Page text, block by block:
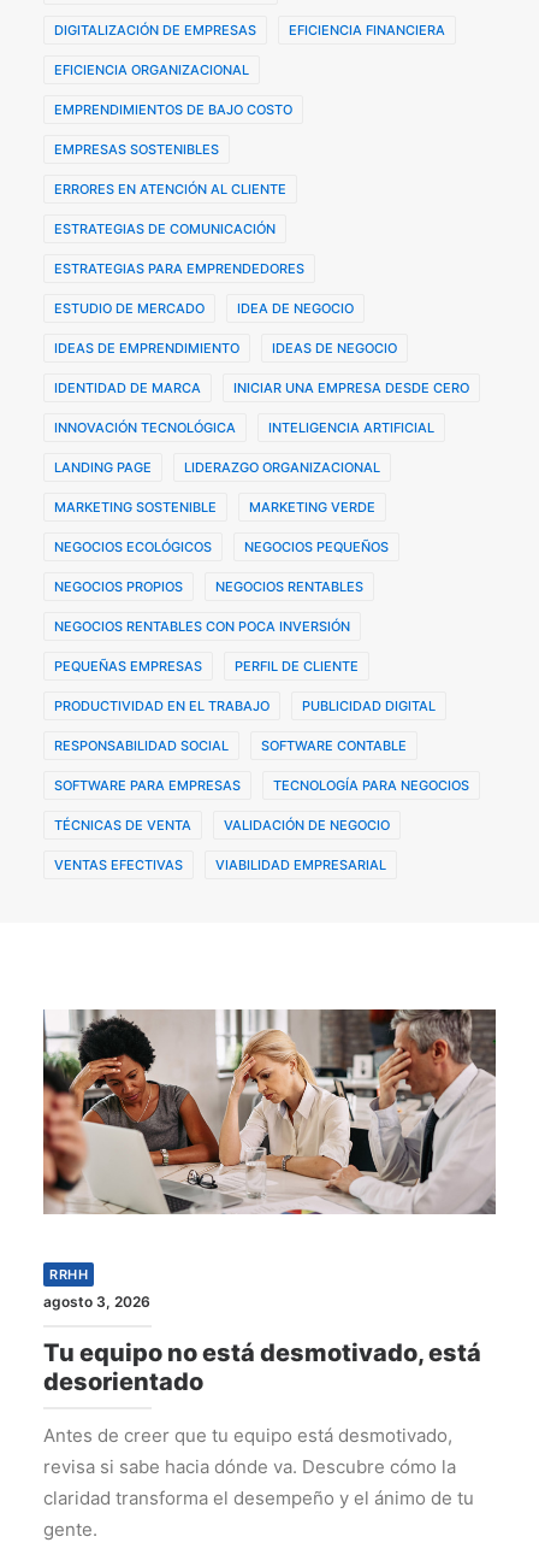
DIGITALIZACIÓN DE EMPRESAS EFICIENCIA FINANCIERA
EFICIENCIA ORGANIZACIONAL
EMPRENDIMIENTOS DE BAJO COSTO
EMPRESAS SOSTENIBLES
ERRORES EN ATENCIÓN AL CLIENTE
ESTRATEGIAS DE COMUNICACIÓN
ESTRATEGIAS PARA EMPRENDEDORES
ESTUDIO DE MERCADO IDEA DE NEGOCIO
IDEAS DE EMPRENDIMIENTO IDEAS DE NEGOCIO
IDENTIDAD DE MARCA INICIAR UNA EMPRESA DESDE CERO
INNOVACIÓN TECNOLÓGICA INTELIGENCIA ARTIFICIAL
LANDING PAGE LIDERAZGO ORGANIZACIONAL
MARKETING SOSTENIBLE MARKETING VERDE
NEGOCIOS ECOLÓGICOS NEGOCIOS PEQUEÑOS
NEGOCIOS PROPIOS NEGOCIOS RENTABLES
NEGOCIOS RENTABLES CON POCA INVERSIÓN
PEQUEÑAS EMPRESAS PERFIL DE CLIENTE
PRODUCTIVIDAD EN EL TRABAJO PUBLICIDAD DIGITAL
RESPONSABILIDAD SOCIAL SOFTWARE CONTABLE
SOFTWARE PARA EMPRESAS TECNOLOGÍA PARA NEGOCIOS
TÉCNICAS DE VENTA VALIDACIÓN DE NEGOCIO
VENTAS EFECTIVAS VIABILIDAD EMPRESARIAL
RRHH
agosto 3, 2026
Tu equipo no está desmotivado, está
desorientado
Antes de creer que tu equipo está desmotivado,
revisa si sabe hacia dónde va. Descubre cómo la
claridad transforma el desempeño y el ánimo de tu
gente.